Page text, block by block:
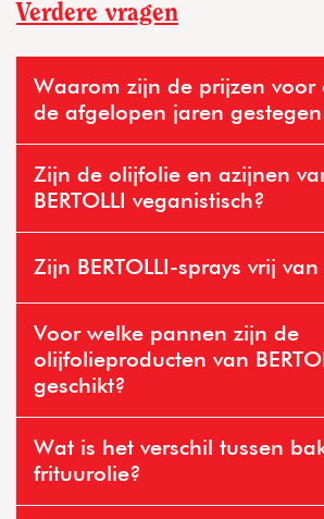
Verdere vragen
Waarom zijn de prijzen voor
de afgelopen jaren
Zijn de olijfolie en azijnen
BERTOLLI veganistisch?
Zijn BERTOLLI-sprays vrij
Voor welke pannen zijn de
olijfolieproducten van
geschikt?
Wat is het verschil tussen
frituurolie?